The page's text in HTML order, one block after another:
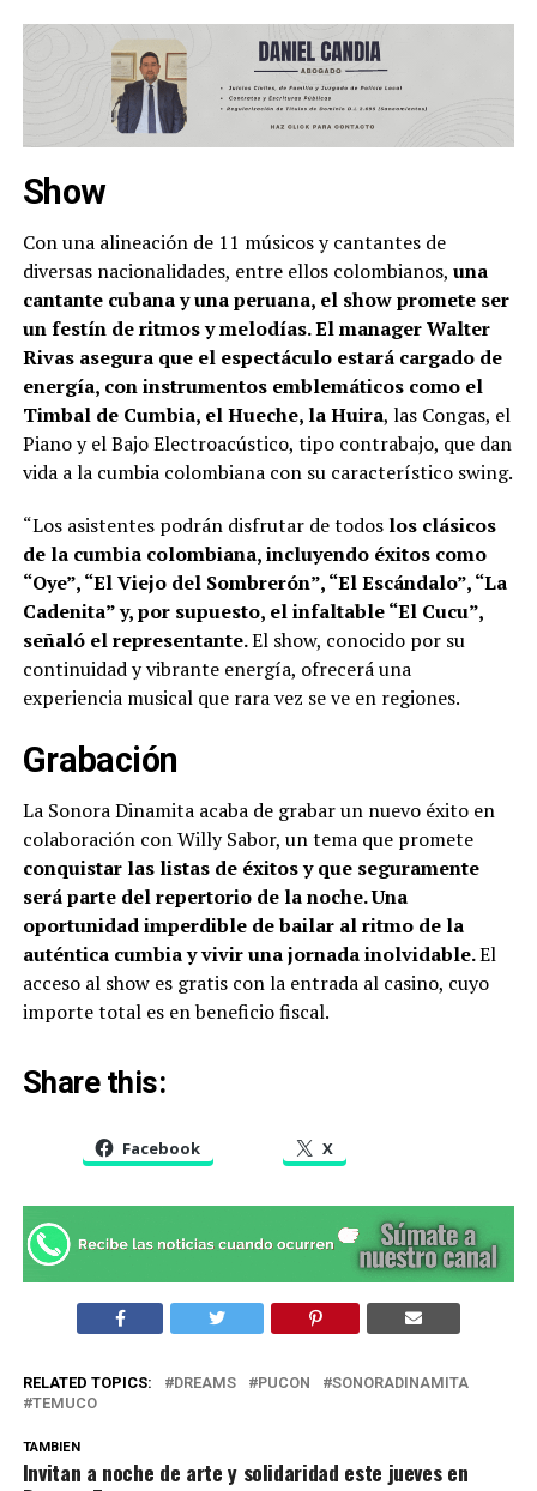
Show
Con una alineación de 11 músicos y cantantes de
diversas nacionalidades, entre ellos colombianos, una
cantante cubana y una peruana, el show promete ser
un festín de ritmos y melodías. El manager Walter
Rivas asegura que el espectáculo estará cargado de
energía, con instrumentos emblemáticos como el
Timbal de Cumbia, el Hueche, la Huira, las Congas, el
Piano y el Bajo Electroacústico, tipo contrabajo, que dan
vida a la cumbia colombiana con su característico swing.
“Los asistentes podrán disfrutar de todos los clásicos
de la cumbia colombiana, incluyendo éxitos como
“Oye”, “El Viejo del Sombrerón”, “El Escándalo”, “La
Cadenita” y, por supuesto, el infaltable “El Cucu”,
señaló el representante.El show, conocido por su
continuidad y vibrante energía, ofrecerá una
experiencia musical que rara vez se ve en regiones.
Grabación
La Sonora Dinamita acaba de grabar un nuevo éxito en
colaboración con Willy Sabor, un tema que promete
conquistar las listas de éxitos y que seguramente
será parte del repertorio de la noche. Una
oportunidad imperdible de bailar al ritmo de la
auténtica cumbia y vivir una jornada inolvidable.El
acceso al show es gratis con la entrada al casino, cuyo
importe total es en beneficio fiscal.
Share this:
Facebook X
RELATED TOPICS: DREAMS PUCON
SONORADINAMITA
TEMUCO
TAMBIEN
Invitan a noche de arte y solidaridad este jueves en